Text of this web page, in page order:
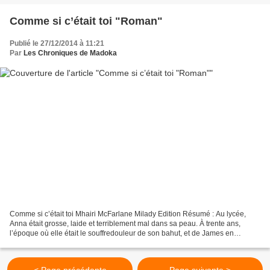
Comme si c’était toi "Roman"
Publié le 27/12/2014 à 11:21
Par Les Chroniques de Madoka
Comme si c’était toi Mhairi McFarlane Milady Edition Résumé : Au lycée,
Anna était grosse, laide et terriblement mal dans sa peau. À trente ans,
l’époque où elle était le souffredouleur de son bahut, et de James en